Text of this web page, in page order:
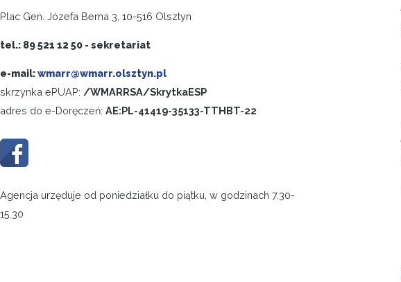
Plac Gen. Józefa Bema 3, 10-516 Olsztyn
tel.: 89 521 12 50 - sekretariat
e-mail:wmarr@wmarr.olsztyn.pl
skrzynka ePUAP: /WMARRSA/SkrytkaESP
adres do e-Doręczeń: AE:PL-41419-35133-TTHBT-22
Agencja urzęduje od poniedziałku do piątku, w godzinach 7.30-
15.30